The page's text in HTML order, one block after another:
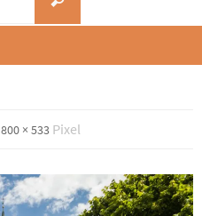
800 × 533 Pixel